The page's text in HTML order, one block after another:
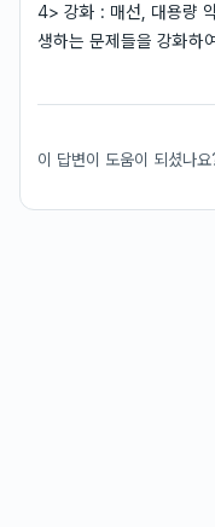
4> 강화 : 매선, 대용량
생하는 문제들을 강화하
이 답변이 도움이 되셨나요